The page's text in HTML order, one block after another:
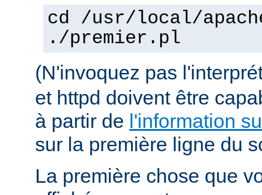
cd /usr/local/
./premier.pl
(N'invoquez pas
et httpd doivent être
à partir de l'information
sur la première ligne du
La première chose que